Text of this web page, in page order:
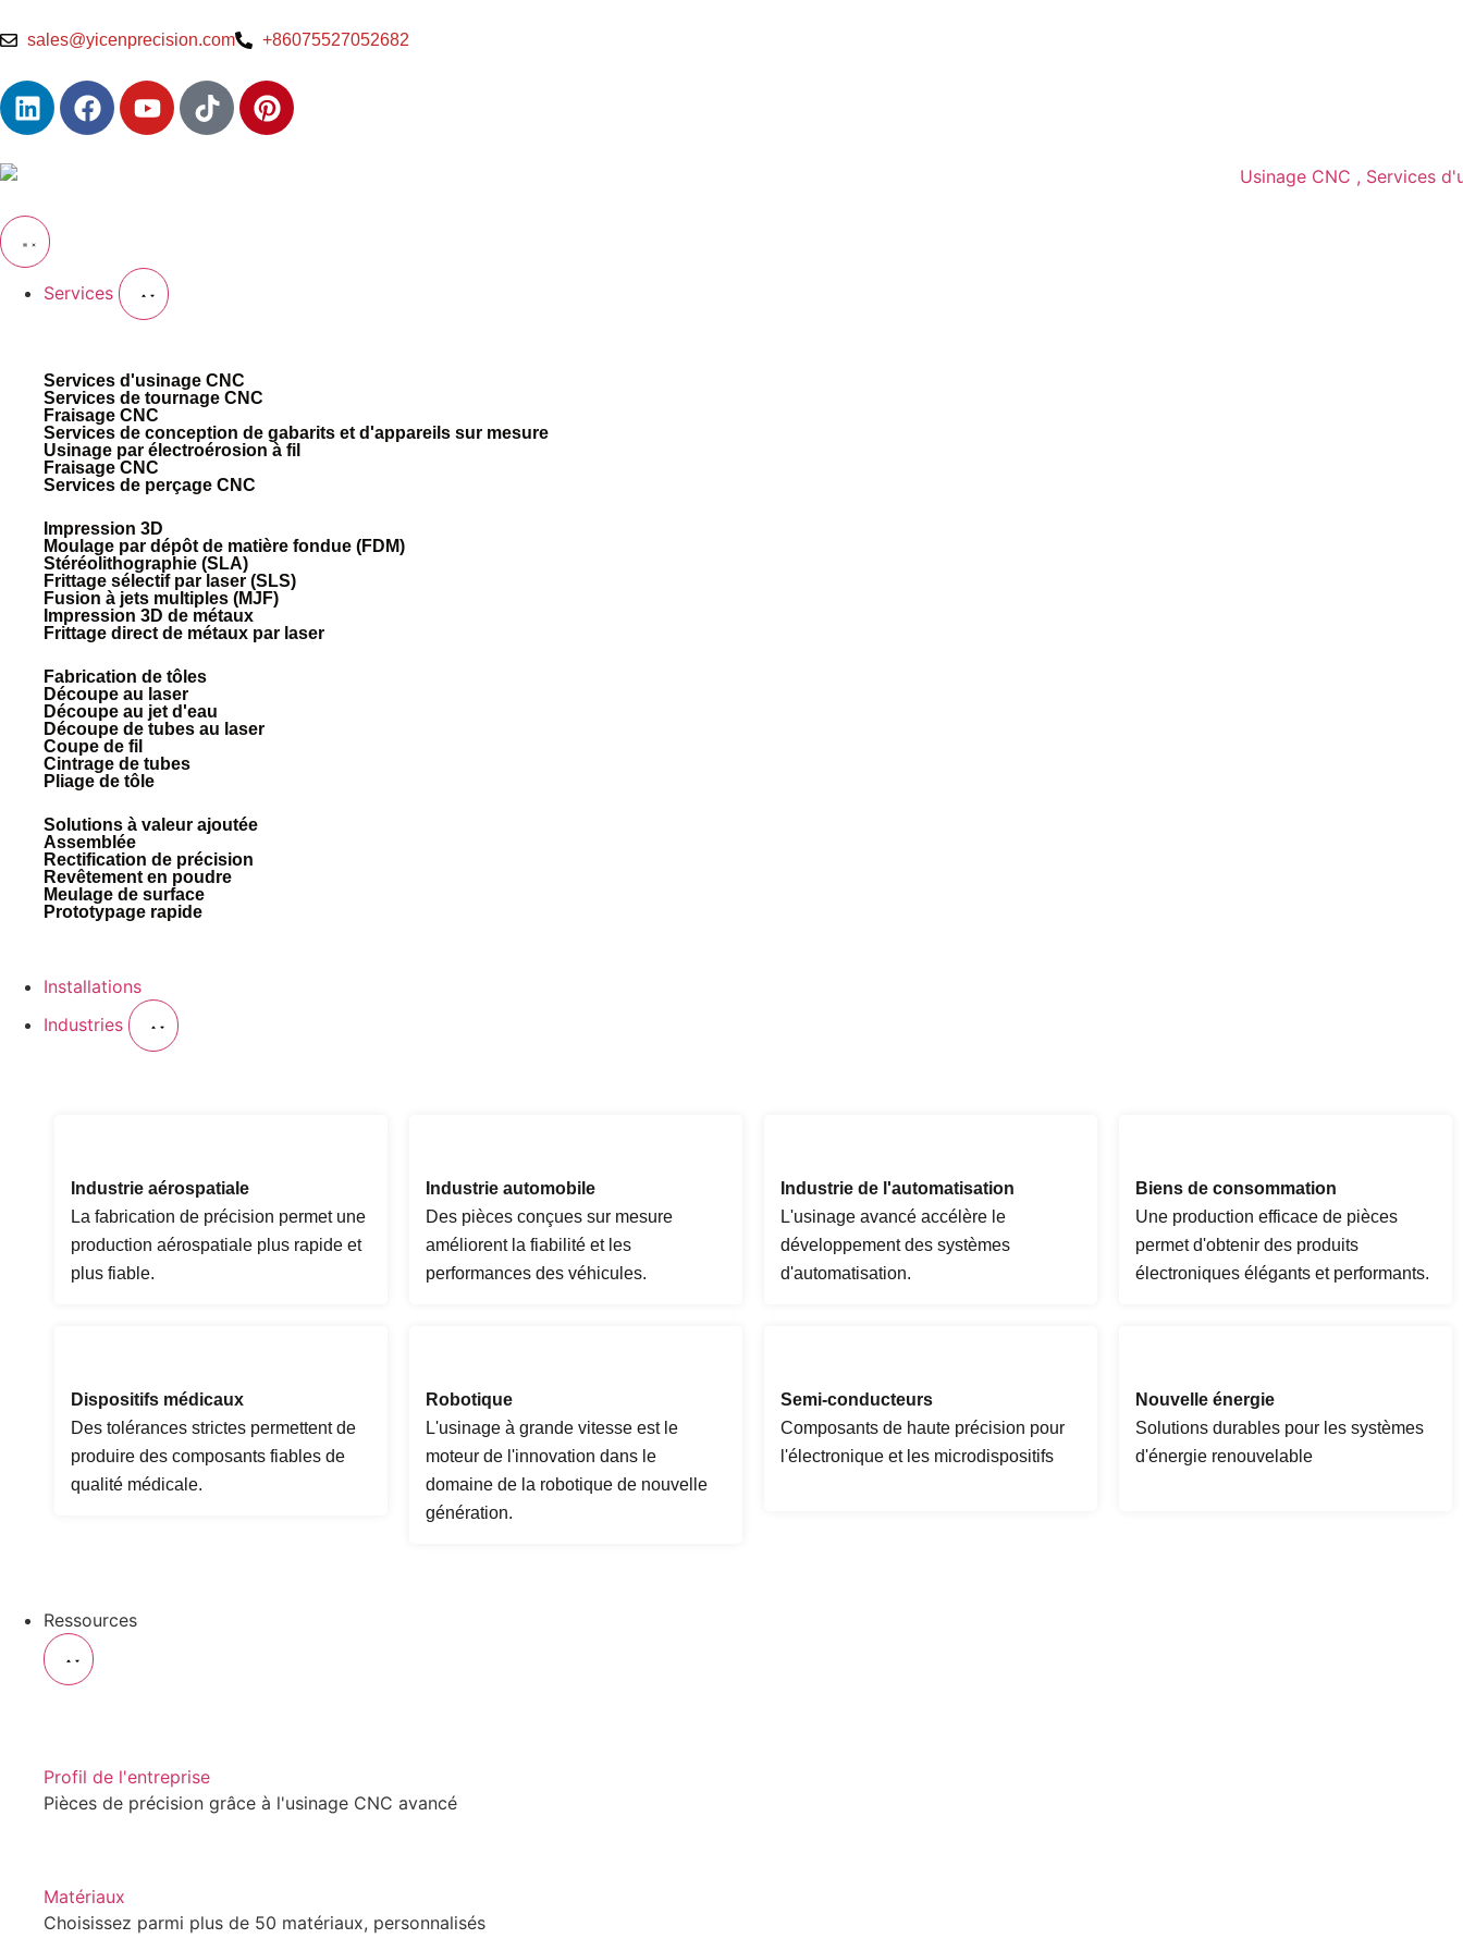
sales@yicenprecision.com +86075527052682
Services
Services d'usinage CNC
Services de tournage CNC
Fraisage CNC
Services de conception de gabarits et d'appareils sur mesure
Usinage par électroérosion à fil
Fraisage CNC
Services de perçage CNC
Impression 3D
Moulage par dépôt de matière fondue (FDM)
Stéréolithographie (SLA)
Frittage sélectif par laser (SLS)
Fusion à jets multiples (MJF)
Impression 3D de métaux
Frittage direct de métaux par laser
Fabrication de tôles
Découpe au laser
Découpe au jet d'eau
Découpe de tubes au laser
Coupe de fil
Cintrage de tubes
Pliage de tôle
Solutions à valeur ajoutée
Assemblée
Rectification de précision
Revêtement en poudre
Meulage de surface
Prototypage rapide
Installations
Industries
Industrie aérospatiale
La fabrication de précision permet une
production aérospatiale plus rapide et
plus fiable.
Industrie automobile
Des pièces conçues sur mesure
améliorent la fiabilité et les
performances des véhicules.
Industrie de l'automatisation
L'usinage avancé accélère le
développement des systèmes
d'automatisation.
Biens de consommation
Une production efficace de pièces
permet d'obtenir des produits
électroniques élégants et performants.
Dispositifs médicaux
Des tolérances strictes permettent de
produire des composants fiables de
qualité médicale.
Robotique
L'usinage à grande vitesse est le
moteur de l'innovation dans le
domaine de la robotique de nouvelle
génération.
Semi-conducteurs
Composants de haute précision pour
l'électronique et les microdispositifs
Nouvelle énergie
Solutions durables pour les systèmes
d'énergie renouvelable
Ressources
Profil de l'entreprise
Pièces de précision grâce à l'usinage CNC avancé
Matériaux
Choisissez parmi plus de 50 matériaux, personnalisés